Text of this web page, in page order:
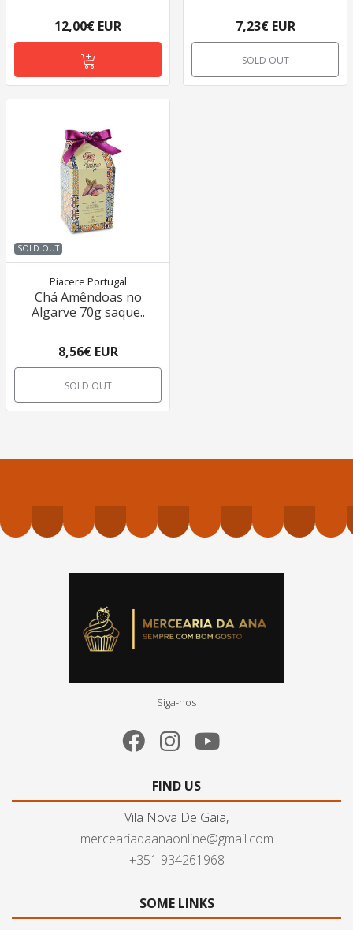
12,00€ EUR 7,23€ EUR
SOLD OUT
SOLD OUT
Piacere Portugal
Chá Amêndoas no
Algarve 70g saque..
8,56€ EUR
SOLD OUT
Siga-nos
FIND US
Vila Nova De Gaia,
merceariadaanaonline@gmail.com
+351 934261968
SOME LINKS